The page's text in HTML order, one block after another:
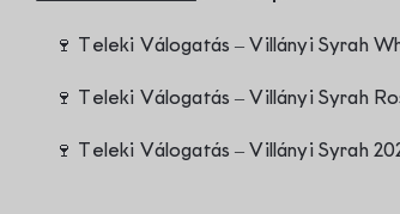
🍷 Teleki Válogatás – Villányi Syrah
🍷 Teleki Válogatás – Villányi Syrah
🍷 Teleki Válogatás – Villányi Syrah